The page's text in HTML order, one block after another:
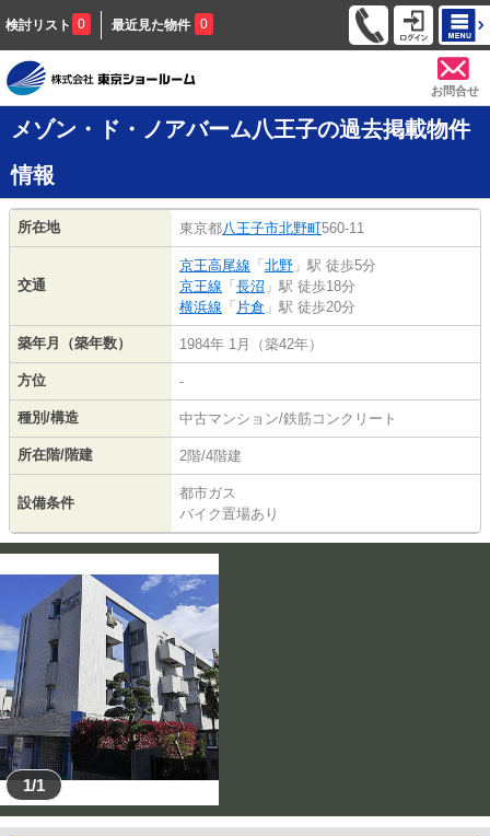
検討リスト 0 最近見た物件 0
お問合せ
メゾン・ド・ノアバーム八王子の過去掲載物件
情報
所在地 東京都八王子市北野町560-11
交通
京王高尾線 「 北野 」駅 徒歩5分
京王線 「 長沼 」駅 徒歩18分
横浜線 「 片倉 」駅 徒歩20分
築年月（築年数） 1984年 1月（築42年）
方位 -
種別/構造 中古マンション/鉄筋コンクリート
所在階/階建 2階/4階建
設備条件
都市ガス
バイク置場あり
1/1